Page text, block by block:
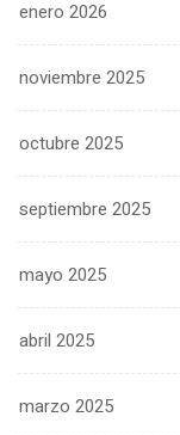
enero 2026
noviembre 2025
octubre 2025
septiembre 2025
mayo 2025
abril 2025
marzo 2025